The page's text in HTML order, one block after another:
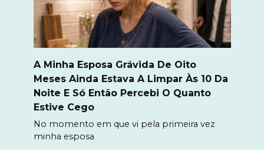
A Minha Esposa Grávida De Oito
Meses Ainda Estava A Limpar Às 10 Da
Noite E Só Então Percebi O Quanto
Estive Cego
No momento em que vi pela primeira vez
minha esposa